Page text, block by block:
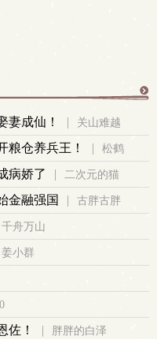
妻成仙！ | 关山难越
粮仓养兵王！ | 松鹤
病娇了 | 二次元的猫
金融强国 | 古胖古胖
千舟万山
姜小群
佐！ | 胖胖的白泽